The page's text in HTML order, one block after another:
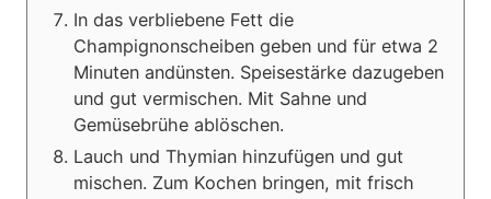
In das verbliebene Fett die
Champignonscheiben geben und für etwa 2
Minuten andünsten. Speisestärke dazugeben
und gut vermischen. Mit Sahne und
Gemüsebrühe ablöschen.
Lauch und Thymian hinzufügen und gut
mischen. Zum Kochen bringen, mit frisch